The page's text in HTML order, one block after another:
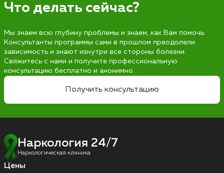
Что делать сейчас?
Мы знаем всю глубину проблемы и знаем, как Вам помочь.
Консультанты программы сами в прошлом преодолели
зависимость и знают изнутри все стороны болезни.
Свяжитесь с нами и получите профессиональную
консультацию бесплатно и анонимно.
Получить консультацию
Наркология 24/7
Наркологическая клиника
Цены